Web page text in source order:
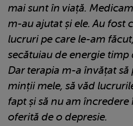
mai sunt în viață.
m-au ajutat și ele. Au fost
lucruri pe care le-am
secătuiau de energie timp
Dar terapia m-a învățat
minții mele, să văd
fapt și să nu am încredere
oferită de o depresie.